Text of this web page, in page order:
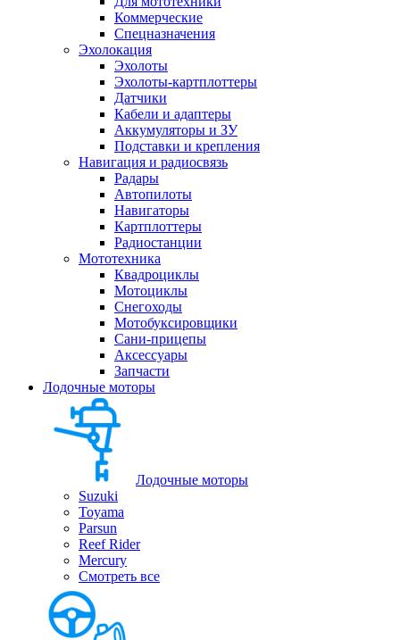
Коммерческие
Спецназначения
Эхолокация
Эхолоты
Эхолоты-картплоттеры
Датчики
Кабели и адаптеры
Аккумуляторы и ЗУ
Подставки и крепления
Навигация и радиосвязь
Радары
Автопилоты
Навигаторы
Картплоттеры
Радиостанции
Мототехника
Квадроциклы
Мотоциклы
Снегоходы
Мотобуксировщики
Сани-прицепы
Аксессуары
Запчасти
Лодочные моторы
Лодочные моторы
Suzuki
Toyama
Parsun
Reef Rider
Mercury
Смотреть все